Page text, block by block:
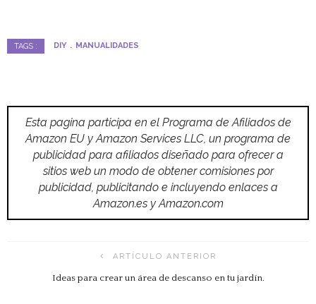
TAGS : DIY MANUALIDADES
Esta pagina participa en el Programa de Afiliados de
Amazon EU y Amazon Services LLC, un programa de
publicidad para afiliados diseñado para ofrecer a
sitios web un modo de obtener comisiones por
publicidad, publicitando e incluyendo enlaces a
Amazon.es y Amazon.com
ARTÍCULO ANTERIOR
Ideas para crear un área de descanso en tu jardín.